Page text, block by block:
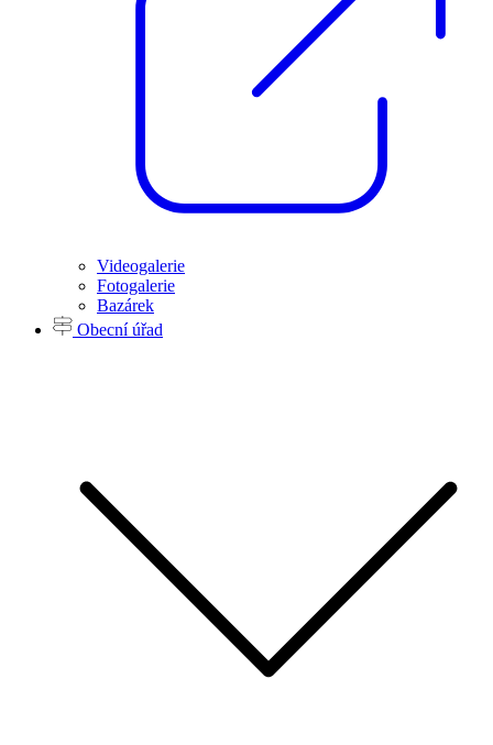
Videogalerie
Fotogalerie
Bazárek
Obecní úřad